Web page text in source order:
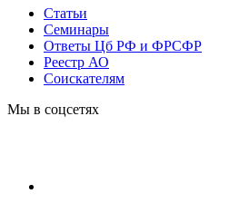
Статьи
Cеминары
Ответы Цб РФ и ФРСФР
Реестр АО
Соискателям
Мы в соцсетях